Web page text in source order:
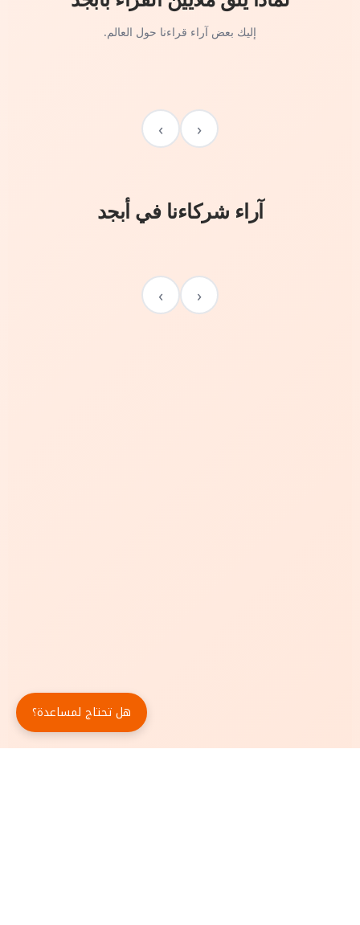
إليك بعض آراء قراءنا حول العالم.
‹
›
آراء شركاءنا في أبجد
‹
›
هل تحتاج لمساعدة؟